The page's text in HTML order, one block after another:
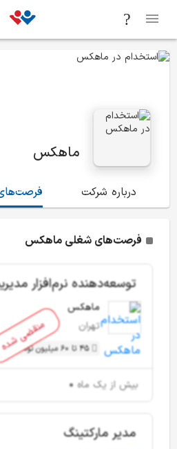
ماهکس
درباره شرکت
فرصت‌های شغلی ماهکس
منقضی شده
توسعه‌دهنده نرم‌افزار
ماهکس
تهران
45 تا 60 میلیون تومان
بیش از یک ماه
مدیر مارکتینگ